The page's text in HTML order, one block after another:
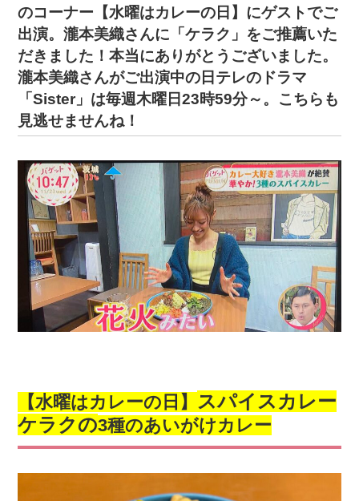
のコーナー【水曜はカレーの日】にゲストでご
出演。瀧本美織さんに「ケラク」をご推薦いた
だきました ！本当にありがとうございました。
瀧本美織さんがご出演中の日テレのドラマ
「Sister」は毎週木曜日23時59分～。こちらも
見逃せませんね！
【水曜はカレーの日】 スパイスカレー
ケラクの3種のあいがけカレー